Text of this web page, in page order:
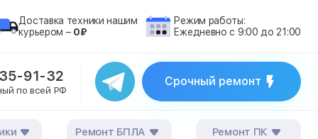
Доставка техники нашим
курьером – 0₽
Режим работы:
Ежедневно с 9:00 до 21:00
91-32
по всей РФ
Срочный ремонт
Ремонт БПЛА Ремонт ПК